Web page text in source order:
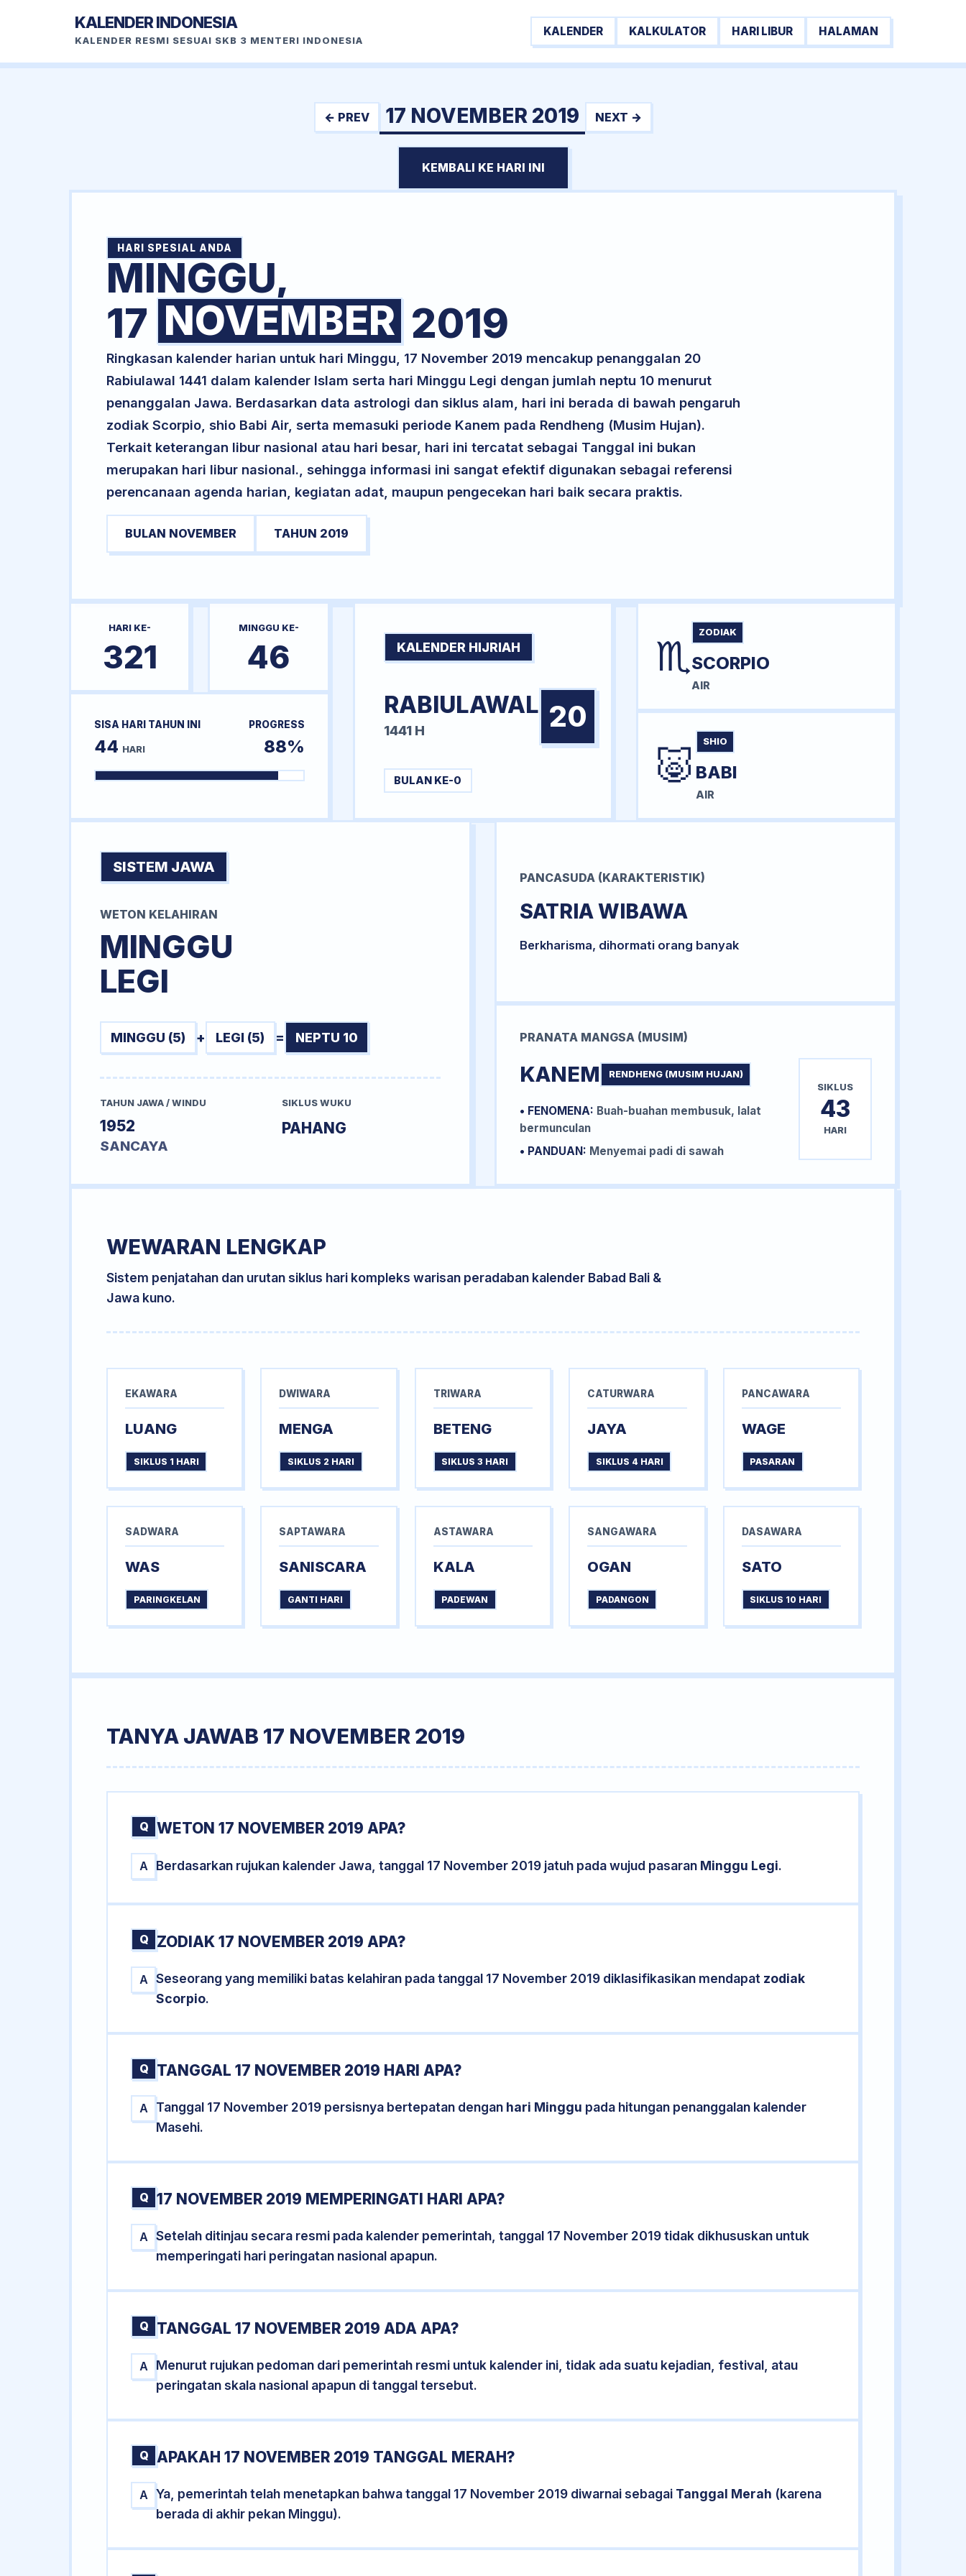
KALENDER INDONESIA
KALENDER RESMI SESUAI SKB 3 MENTERI INDONESIA
KALENDER KALKULATOR HARI LIBUR HALAMAN
← PREV 17 NOVEMBER 2019 NEXT →
KEMBALI KE HARI INI
HARI SPESIAL ANDA
MINGGU,
17 NOVEMBER 2019
Ringkasan kalender harian untuk hari Minggu, 17 November 2019 mencakup penanggalan 20
Rabiulawal 1441 dalam kalender Islam serta hari Minggu Legi dengan jumlah neptu 10 menurut
penanggalan Jawa. Berdasarkan data astrologi dan siklus alam, hari ini berada di bawah pengaruh
zodiak Scorpio, shio Babi Air, serta memasuki periode Kanem pada Rendheng (Musim Hujan).
Terkait keterangan libur nasional atau hari besar, hari ini tercatat sebagai Tanggal ini bukan
merupakan hari libur nasional., sehingga informasi ini sangat efektif digunakan sebagai referensi
perencanaan agenda harian, kegiatan adat, maupun pengecekan hari baik secara praktis.
BULAN NOVEMBER TAHUN 2019
HARI KE-
321
MINGGU KE-
46
SISA HARI TAHUN INI
44 HARI
PROGRESS
88%
KALENDER HIJRIAH
RABIULAWAL
1441 H 20
BULAN KE-0
♏ ZODIAK
SCORPIO
AIR
🐷 SHIO
BABI
AIR
SISTEM JAWA
WETON KELAHIRAN
MINGGU
LEGI
MINGGU (5) + LEGI (5) = NEPTU 10
TAHUN JAWA / WINDU
1952
SANCAYA
SIKLUS WUKU
PAHANG
PANCASUDA (KARAKTERISTIK)
SATRIA WIBAWA
Berkharisma, dihormati orang banyak
PRANATA MANGSA (MUSIM)
KANEM RENDHENG (MUSIM HUJAN)
• FENOMENA: Buah-buahan membusuk, lalat
bermunculan
• PANDUAN: Menyemai padi di sawah
SIKLUS
43
HARI
WEWARAN LENGKAP
Sistem penjatahan dan urutan siklus hari kompleks warisan peradaban kalender Babad Bali &
Jawa kuno.
EKAWARA
LUANG
SIKLUS 1 HARI
DWIWARA
MENGA
SIKLUS 2 HARI
TRIWARA
BETENG
SIKLUS 3 HARI
CATURWARA
JAYA
SIKLUS 4 HARI
PANCAWARA
WAGE
PASARAN
SADWARA
WAS
PARINGKELAN
SAPTAWARA
SANISCARA
GANTI HARI
ASTAWARA
KALA
PADEWAN
SANGAWARA
OGAN
PADANGON
DASAWARA
SATO
SIKLUS 10 HARI
TANYA JAWAB 17 NOVEMBER 2019
Q WETON 17 NOVEMBER 2019 APA?
A Berdasarkan rujukan kalender Jawa, tanggal 17 November 2019 jatuh pada wujud pasaran Minggu Legi.
Q ZODIAK 17 NOVEMBER 2019 APA?
A Seseorang yang memiliki batas kelahiran pada tanggal 17 November 2019 diklasifikasikan mendapat zodiak
Scorpio.
Q TANGGAL 17 NOVEMBER 2019 HARI APA?
A Tanggal 17 November 2019 persisnya bertepatan dengan hari Minggu pada hitungan penanggalan kalender
Masehi.
Q 17 NOVEMBER 2019 MEMPERINGATI HARI APA?
A Setelah ditinjau secara resmi pada kalender pemerintah, tanggal 17 November 2019 tidak dikhususkan untuk
memperingati hari peringatan nasional apapun.
Q TANGGAL 17 NOVEMBER 2019 ADA APA?
A
Menurut rujukan pedoman dari pemerintah resmi untuk kalender ini, tidak ada suatu kejadian, festival, atau
peringatan skala nasional apapun di tanggal tersebut.
Q APAKAH 17 NOVEMBER 2019 TANGGAL MERAH?
A Ya, pemerintah telah menetapkan bahwa tanggal 17 November 2019 diwarnai sebagai Tanggal Merah (karena
berada di akhir pekan Minggu).